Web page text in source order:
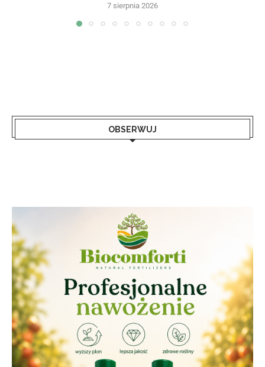
7 sierpnia 2026
OBSERWUJ